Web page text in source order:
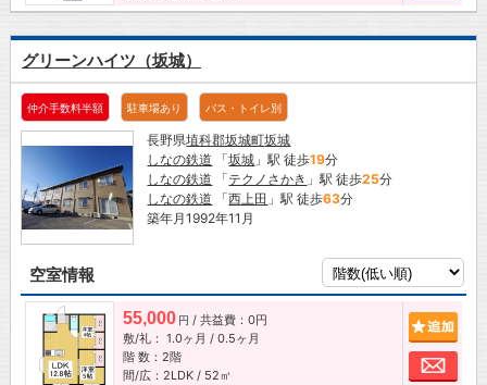
グリーンハイツ（坂城）
仲介手数料半額 駐車場あり バス・トイレ別
長野県埴科郡坂城町坂城
しなの鉄道 「坂城 」駅 徒歩19分
しなの鉄道 「テクノさかき 」駅 徒歩25分
しなの鉄道 「西上田 」駅 徒歩63分
築年月1992年11月
空室情報
55,000 円 / 共益費：0円
敷/礼： 1.0ヶ月 / 0.5ヶ月
階 数：2階
間/広：2LDK / 52㎡
お